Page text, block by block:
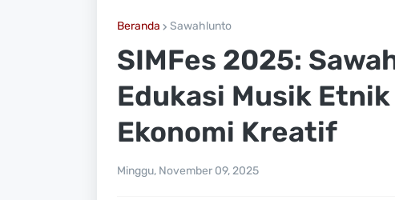
Beranda Sawahlunto
SIMFes 2025:
Edukasi Musik
Ekonomi Kreatif
Minggu, November 09, 2025